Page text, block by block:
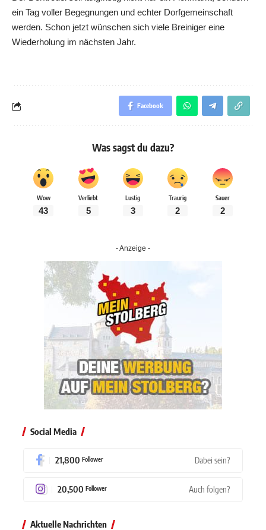
ein Tag voller Begegnungen und echter Dorfgemeinschaft
werden. Schon jetzt wünschen sich viele Breiniger eine
Wiederholung im nächsten Jahr.
Facebook
Was sagst du dazu?
Wow
43
Verliebt
5
Lustig
3
Traurig
2
Sauer
2
- Anzeige -
Social Media
21,800 Follower Dabei sein?
20,500 Follower Auch folgen?
Aktuelle Nachrichten